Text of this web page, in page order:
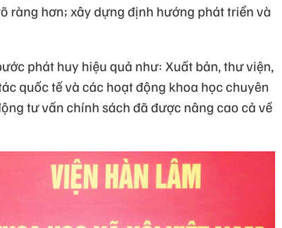
ràng hơn; xây dựng định hướng phát triển và
phát huy hiệu quả như: Xuất bản, thư viện,
quốc tế và các hoạt động khoa học chuyên
tư vấn chính sách đã được nâng cao cả về